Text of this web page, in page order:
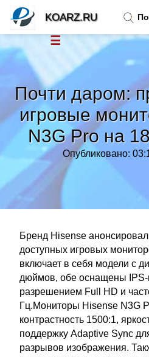
Почти даром:
игровые
N3G Pro на
Опубликовано:
Бренд Hisense
доступных игровых
включает в себя модели с
дюймов, обе оснащены
разрешением Full HD и
Гц.Мониторы Hisense N3G
контрастность 1500:1,
поддержку Adaptive Sync
разрывов изображения.
KOARZ.RU
☰
Новости
Тренды новостей»
Рубрики»
Правила »
Контакт»